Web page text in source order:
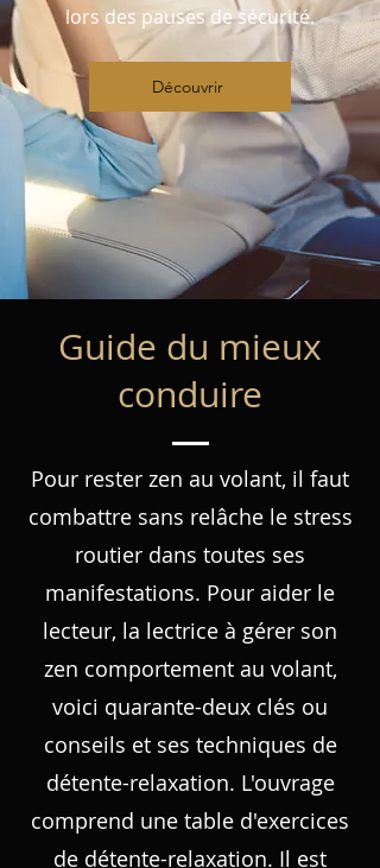
lors des pauses de sécurité.
Découvrir
Guide du mieux
conduire
Pour rester zen au volant, il faut
combattre sans relâche le stress
routier dans toutes ses
manifestations. Pour aider le
lecteur, la lectrice à gérer son
zen comportement au volant,
voici quarante-deux clés ou
conseils et ses techniques de
détente-relaxation. L'ouvrage
comprend une table d'exercices
de détente-relaxation. Il est